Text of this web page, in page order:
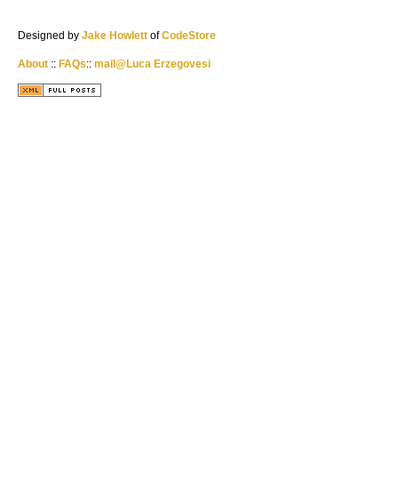
Designed by Jake Howlett ofCodeStore
About :: FAQs:: mail@Luca Erzegovesi